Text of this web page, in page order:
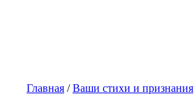
Главная /Ваши стихи и признания